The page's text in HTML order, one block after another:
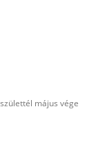
május vége